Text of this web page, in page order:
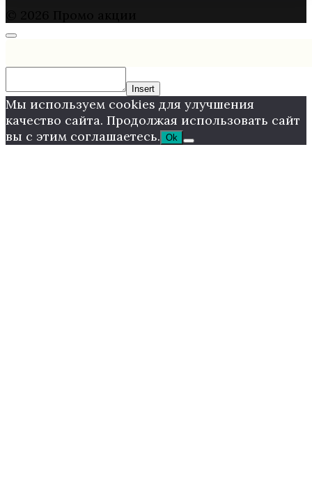
Insert
Мы используем cookies для улучшения
качество сайта. Продолжая использовать сайт
вы с этим соглашаетесь. Ok